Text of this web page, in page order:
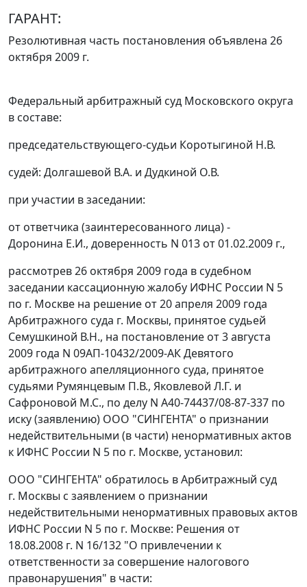
ГАРАНТ:
Резолютивная часть постановления объявлена 26
октября 2009 г.
Федеральный арбитражный суд Московского округа
в составе:
председательствующего-судьи Коротыгиной Н.В.
судей: Долгашевой В.А. и Дудкиной О.В.
при участии в заседании:
от ответчика (заинтересованного лица) -
Доронина Е.И., доверенность N 013 от 01.02.2009 г.,
рассмотрев 26 октября 2009 года в судебном
заседании кассационную жалобу ИФНС России N 5
по г. Москве на решение от 20 апреля 2009 года
Арбитражного суда г. Москвы, принятое судьей
Семушкиной В.Н., на постановление от 3 августа
2009 года N 09АП-10432/2009-АК Девятого
арбитражного апелляционного суда, принятое
судьями Румянцевым П.В., Яковлевой Л.Г. и
Сафроновой М.С., по делу N А40-74437/08-87-337 по
иску (заявлению) ООО "СИНГЕНТА" о признании
недействительными (в части) ненормативных актов
к ИФНС России N 5 по г. Москве, установил:
ООО "СИНГЕНТА" обратилось в Арбитражный суд
г. Москвы с заявлением о признании
недействительными ненормативных правовых актов
ИФНС России N 5 по г. Москве: Решения от
18.08.2008 г. N 16/132 "О привлечении к
ответственности за совершение налогового
правонарушения" в части: